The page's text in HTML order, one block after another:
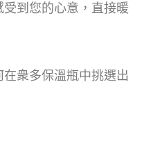
到您的心意，直接暖
衆多保溫瓶中挑選出